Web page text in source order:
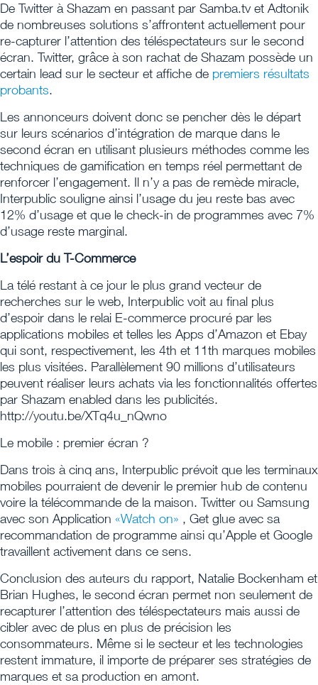
De Twitter à Shazam en passant par Samba.tv et Adtonik
de nombreuses solutions s’affrontent actuellement pour
re-capturer l’attention des téléspectateurs sur le second
écran. Twitter, grâce à son rachat de Shazam possède un
certain lead sur le secteur et affiche de premiers résultats
probants.
Les annonceurs doivent donc se pencher dès le départ
sur leurs scénarios d’intégration de marque dans le
second écran en utilisant plusieurs méthodes comme les
techniques de gamification en temps réel permettant de
renforcer l’engagement. Il n’y a pas de remède miracle,
Interpublic souligne ainsi l’usage du jeu reste bas avec
12% d’usage et que le check-in de programmes avec 7%
d’usage reste marginal.
L’espoir du T-Commerce
La télé restant à ce jour le plus grand vecteur de
recherches sur le web, Interpublic voit au final plus
d’espoir dans le relai E-commerce procuré par les
applications mobiles et telles les Apps d’Amazon et Ebay
qui sont, respectivement, les 4th et 11th marques mobiles
les plus visitées. Parallèlement 90 millions d’utilisateurs
peuvent réaliser leurs achats via les fonctionnalités offertes
par Shazam enabled dans les publicités.
http://youtu.be/XTq4u_nQwno
Le mobile : premier écran ?
Dans trois à cinq ans, Interpublic prévoit que les terminaux
mobiles pourraient de devenir le premier hub de contenu
voire la télécommande de la maison. Twitter ou Samsung
avec son Application «Watch on» , Get glue avec sa
recommandation de programme ainsi qu’Apple et Google
travaillent activement dans ce sens.
Conclusion des auteurs du rapport, Natalie Bockenham et
Brian Hughes, le second écran permet non seulement de
recapturer l’attention des téléspectateurs mais aussi de
cibler avec de plus en plus de précision les
consommateurs. Même si le secteur et les technologies
restent immature, il importe de préparer ses stratégies de
marques et sa production en amont.